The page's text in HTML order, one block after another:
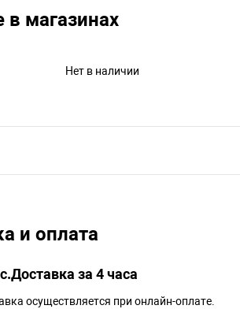
в магазинах
Нет в наличии
и оплата
за 4 часа
осуществляется при онлайн-оплате.